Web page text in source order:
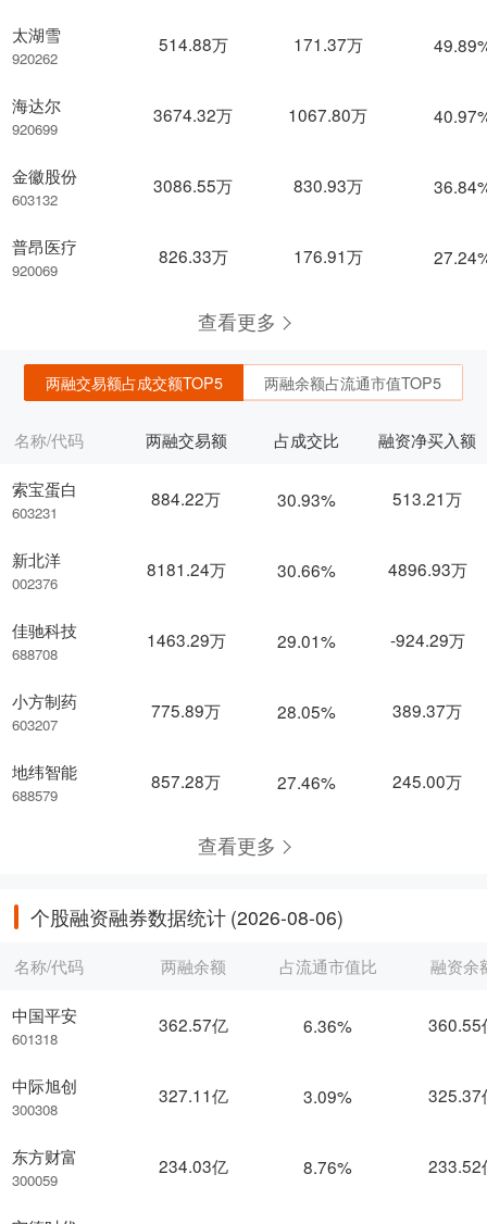
太湖雪
920262
海达尔
920699
金徽股份
603132
普昂医疗
920069
514.88万 171.37万
3674.32万 1067.80万
3086.55万 830.93万
826.33万 176.91万
查看更多
两融交易额占成交额TOP5 两融余额占流通市值TOP5
名称/代码
索宝蛋白
603231
新北洋
002376
佳驰科技
688708
小方制药
603207
地纬智能
688579
两融交易额 占成交比 融资净买入额
884.22万 30.93% 513.21万
8181.24万 30.66% 4896.93万
1463.29万 29.01% -924.29万
775.89万 28.05% 389.37万
857.28万 27.46% 245.00万
查看更多
个股融资融券数据统计 (2026-08-06)
名称/代码
中国平安
601318
中际旭创
300308
东方财富
300059
两融余额 占流通市值比 融资余
362.57亿 6.36% 360.55
327.11亿 3.09% 325.37
234.03亿 8.76% 233.52